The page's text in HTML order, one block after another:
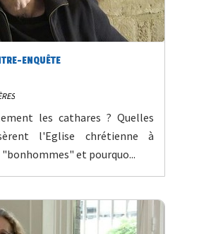
ENQUÊTE
les cathares ? Quelles
l'Eglise chrétienne à
et pourquo...